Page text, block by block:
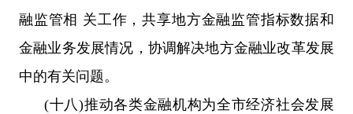
融监管相 关工作，共享地方金融监管指标数据和
金融业务发展情况，协调解决地方金融业改革发展
中的有关问题。
(十八)推动各类金融机构为全市经济社会发展